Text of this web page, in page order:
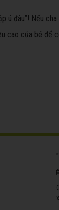
ú đâu”! Nếu
cao của bé để